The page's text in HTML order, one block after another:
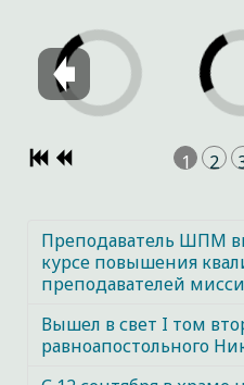
1 2
Преподаватель ШПМ
курсе повышения
преподавателей
Вышел в свет I том
равноапостольного